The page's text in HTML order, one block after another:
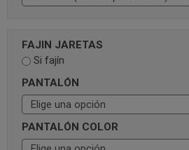
FAJIN JARETAS
Si fajín
PANTALÓN
PANTALÓN COLOR